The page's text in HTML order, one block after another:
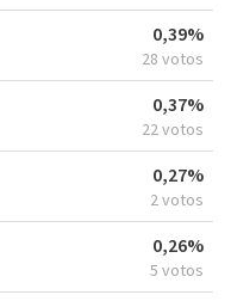
0,39%
28 votos
0,37%
22 votos
0,27%
2 votos
0,26%
5 votos